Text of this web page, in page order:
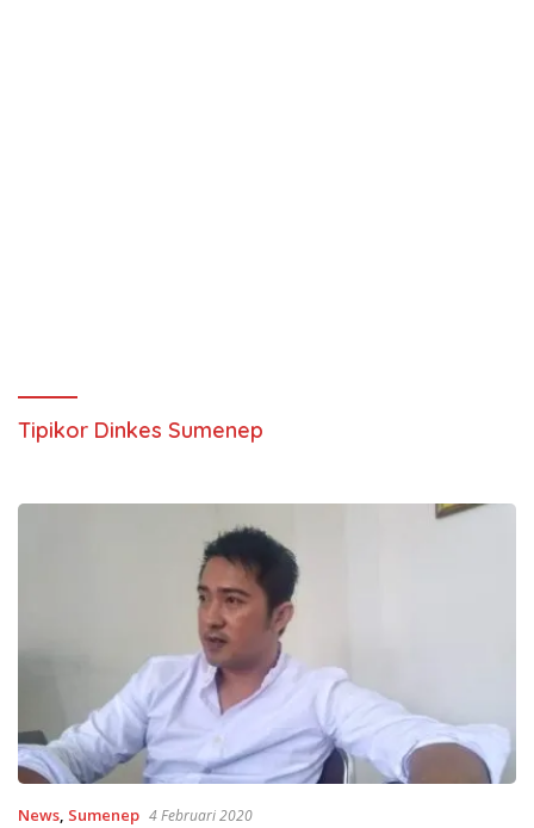
Tipikor Dinkes Sumenep
News, Sumenep 4 Februari 2020